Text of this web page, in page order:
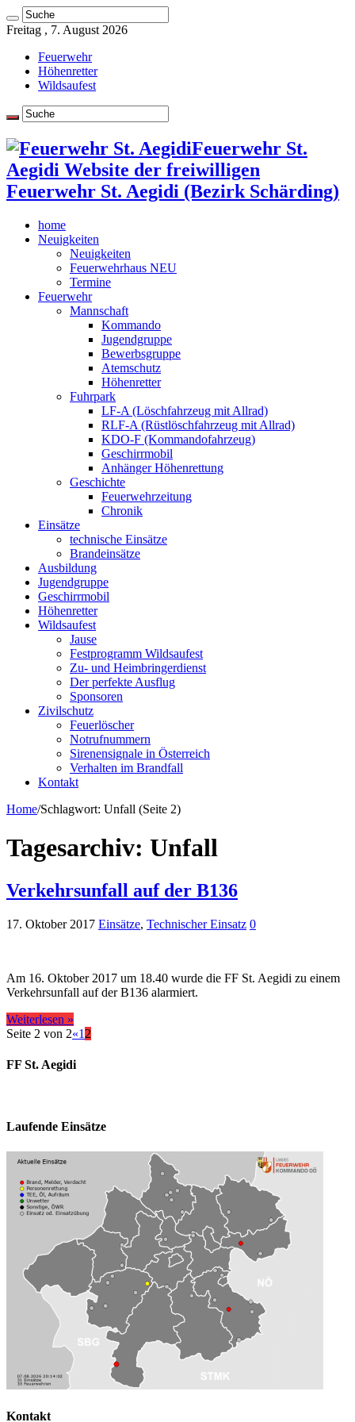
Freitag , 7. August 2026
Feuerwehr
Höhenretter
Wildsaufest
Feuerwehr St.
Aegidi Website der freiwilligen
Feuerwehr St. Aegidi (Bezirk Schärding)
home
Neuigkeiten
Neuigkeiten
Feuerwehrhaus NEU
Termine
Feuerwehr
Mannschaft
Kommando
Jugendgruppe
Bewerbsgruppe
Atemschutz
Höhenretter
Fuhrpark
LF-A (Löschfahrzeug mit Allrad)
RLF-A (Rüstlöschfahrzeug mit Allrad)
KDO-F (Kommandofahrzeug)
Geschirrmobil
Anhänger Höhenrettung
Geschichte
Feuerwehrzeitung
Chronik
Einsätze
technische Einsätze
Brandeinsätze
Ausbildung
Jugendgruppe
Geschirrmobil
Höhenretter
Wildsaufest
Jause
Festprogramm Wildsaufest
Zu- und Heimbringerdienst
Der perfekte Ausflug
Sponsoren
Zivilschutz
Feuerlöscher
Notrufnummern
Sirenensignale in Österreich
Verhalten im Brandfall
Kontakt
Home/Schlagwort: Unfall (Seite 2)
Tagesarchiv: Unfall
Verkehrsunfall auf der B136
17. Oktober 2017 Einsätze, Technischer Einsatz 0
Am 16. Oktober 2017 um 18.40 wurde die FF St. Aegidi zu einem
Verkehrsunfall auf der B136 alarmiert.
Weiterlesen »
Seite 2 von 2«1 2
FF St. Aegidi
Laufende Einsätze
Kontakt